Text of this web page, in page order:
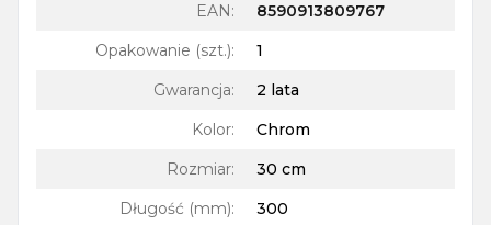
EAN:
8590913809767
Opakowanie (szt.):
1
Gwarancja:
2 lata
Kolor:
Chrom
Rozmiar:
30 cm
Długość (mm):
300